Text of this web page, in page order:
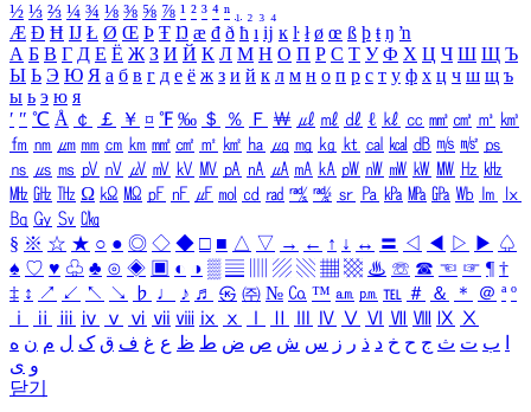
½ ⅓ ⅔ ¼ ¾ ⅛ ⅜ ⅝ ⅞ ¹ ² ³ ⁴ ⁿ ₁ ₂ ₃ ₄
Æ Ð Ħ Ĳ Ł Ø Œ Þ Ŧ Ŋ æ đ ð ħ ı ĳ ĸ ŀ ł ø œ ß þ ŧ ŋ ŉ
А Б В Г Д Е Ё Ж З И Й К Л М Н О П Р С Т У Ф Х Ц Ч Ш Щ Ъ
Ы Ь Э Ю Я а б в г д е ё ж з и й к л м н о п р с т у ф х ц ч ш щ ъ
ы ь э ю я
′ ″ ℃ Å ￠ ￡ ￥ ¤ ℉ ‰ ＄ ％ Ｆ ￦ ㎕ ㎖ ㎗ ℓ ㎘ ㏄ ㎣ ㎤ ㎥ ㎦
㎙ ㎚ ㎛ ㎜ ㎝ ㎞ ㎟ ㎠ ㎡ ㎢ ㏊ ㎍ ㎎ ㎏ ㏏ ㎈ ㎉ ㏈ ㎧ ㎨ ㎰
㎱ ㎲ ㎳ ㎴ ㎵ ㎶ ㎷ ㎸ ㎹ ㎀ ㎁ ㎂ ㎃ ㎄ ㎺ ㎻ ㎽ ㎾ ㎿ ㎐ ㎑
㎒ ㎓ ㎔ Ω ㏀ ㏁ ㎊ ㎋ ㎌ ㏖ ㏅ ㎭ ㎮ ㎯ ㏛ ㎩ ㎪ ㎫ ㎬ ㏝ ㏐
㏓
㏃ ㏉ ㏜ ㏆
§ ※ ☆ ★ ○ ● ◎ ◇ ◆ □ ■ △ ▽ → ← ↑ ↓ ↔ 〓 ◁ ◀ ▷ ▶ ♤
♠ ♡ ♥ ♧ ♣ ⊙ ◈ ▣ ◐ ◑ ▒ ▤ ▨ ▧ ▦ ▩ ♨ ☏ ☎ ☜ ☞ ¶ †
‡ ↕ ↗ ↙ ↖ ↘ ♭ ♩ ♪ ♬ ㉿ ㈜ № ㏇ ™ ㏂ ㏘ ℡ ＃ ＆ ＊ ＠ ª º
ⅰ
ⅱ ⅲ ⅳ ⅴ ⅵ ⅶ ⅷ ⅸ ⅹ Ⅳ Ⅴ Ⅵ Ⅶ Ⅷ Ⅸ Ⅹ
ب ت ث ج ح خ د ذ ر ز س ش ص ض ط ظ ع غ ف ق ک ل م ن ه
و ی
닫기